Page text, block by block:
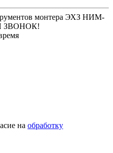
монтера ЭХЗ НИМ-
ЗВОНОК!
на обработку